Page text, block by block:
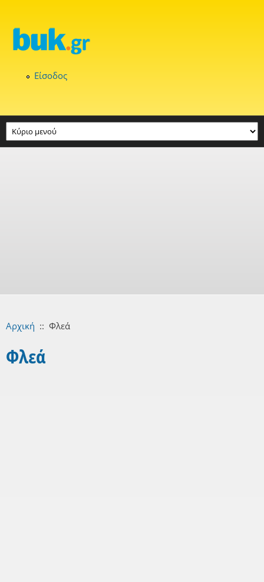
Είσοδος
Αρχική :: Φλεά
Φλεά